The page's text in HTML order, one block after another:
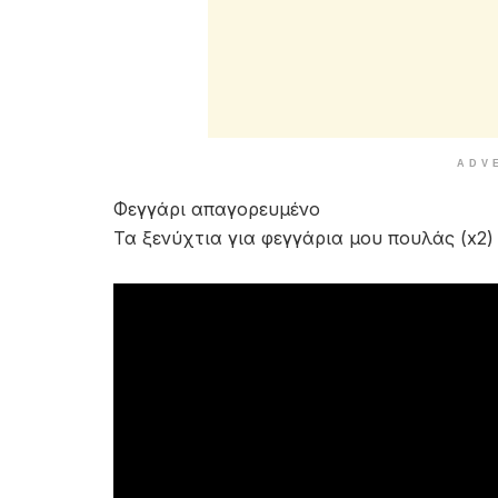
Φεγγάρι απαγορευμένο
Τα ξενύχτια για φεγγάρια μου πουλάς (x2)